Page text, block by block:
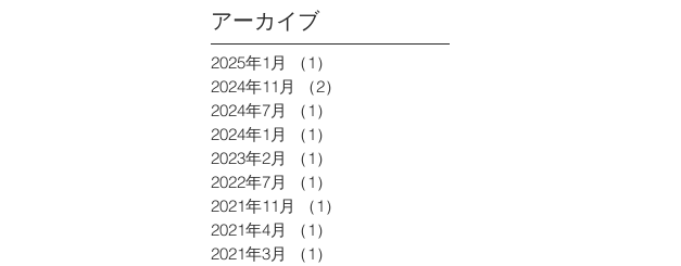
アーカイブ
2025年1月 （1）
2024年11月
（2）
2024年7月
（1）
2024年1月
（1）
2023年2月
（1）
2022年7月
（1）
2021年11月
（1）
2021年4月
（1）
2021年3月
（1）